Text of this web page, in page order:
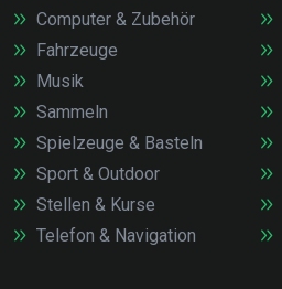
Computer & Zubehör
Fahrzeuge
Musik
Sammeln
Spielzeuge & Basteln
Sport & Outdoor
Stellen & Kurse
Telefon & Navigation